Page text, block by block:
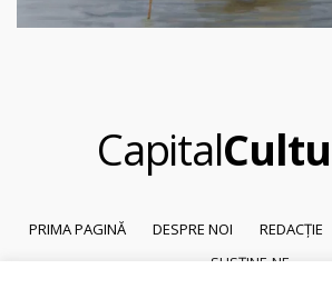
Capital
PRIMA PAGINĂ DESPRE NOI REDACȚIE
SUSȚINE-NE